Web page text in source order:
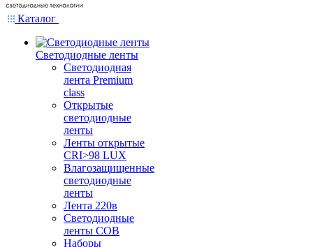
Каталог
Светодиодные ленты
Светодиодная
лента Premium
class
Открытые
светодиодные
ленты
Ленты открытые
CRI>98 LUX
Влагозащищенные
светодиодные
ленты
Лента 220в
Светодиодные
ленты COB
Наборы